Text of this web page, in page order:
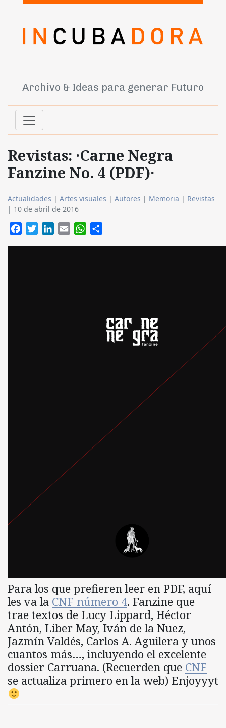
Archivo & Ideas para generar Futuro
Revistas: ·Carne Negra
Fanzine No. 4 (PDF)·
Actualidades | Artes visuales | Autores | Memoria | Revistas
| 10 de abril de 2016
FacebookTwitterLinkedIn
Email WhatsApp
Para los que prefieren leer en PDF, aquí
les va la CNF número 4. Fanzine que
trae textos de Lucy Lippard, Héctor
Antón, Liber May, Iván de la Nuez,
Jazmín Valdés, Carlos A. Aguilera y unos
cuantos más…, incluyendo el excelente
dossier Carruana. (Recuerden que CNF
se actualiza primero en la web) Enjoyyyt